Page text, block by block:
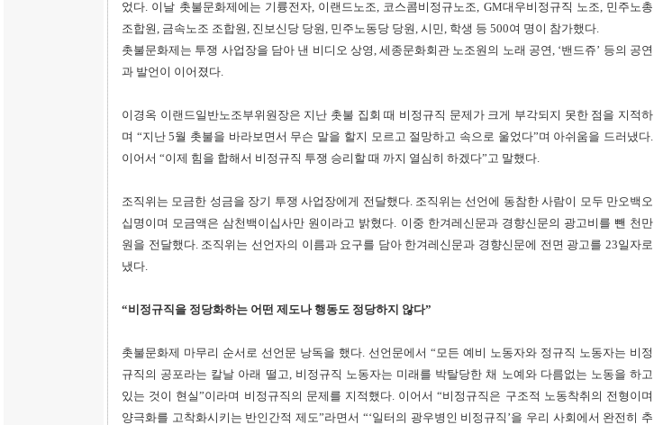
었다. 이날 촛불문화제에는 기륭전자, 이랜드노조, 코스콤비정규노조, GM대우비정규직 노조, 민주노총
조합원, 금속노조 조합원, 진보신당 당원, 민주노동당 당원, 시민, 학생 등 500여 명이 참가했다.
촛불문화제는 투쟁 사업장을 담아 낸 비디오 상영, 세종문화회관 노조원의 노래 공연, ‘밴드쥬’ 등의 공연
과 발언이 이어졌다.
이경옥 이랜드일반노조부위원장은 지난 촛불 집회 때 비정규직 문제가 크게 부각되지 못한 점을 지적하
며 “지난 5월 촛불을 바라보면서 무슨 말을 할지 모르고 절망하고 속으로 울었다”며 아쉬움을 드러냈다.
이어서 “이제 힘을 합해서 비정규직 투쟁 승리할 때 까지 열심히 하겠다”고 말했다.
조직위는 모금한 성금을 장기 투쟁 사업장에게 전달했다. 조직위는 선언에 동참한 사람이 모두 만오백오
십명이며 모금액은 삼천백이십사만 원이라고 밝혔다. 이중 한겨레신문과 경향신문의 광고비를 뺀 천만
원을 전달했다. 조직위는 선언자의 이름과 요구를 담아 한겨레신문과 경향신문에 전면 광고를 23일자로
냈다.
“비정규직을 정당화하는 어떤 제도나 행동도 정당하지 않다”
촛불문화제 마무리 순서로 선언문 낭독을 했다. 선언문에서 “모든 예비 노동자와 정규직 노동자는 비정
규직의 공포라는 칼날 아래 떨고, 비정규직 노동자는 미래를 박탈당한 채 노예와 다름없는 노동을 하고
있는 것이 현실”이라며 비정규직의 문제를 지적했다. 이어서 “비정규직은 구조적 노동착취의 전형이며
양극화를 고착화시키는 반인간적 제도”라면서 “‘일터의 광우병인 비정규직’을 우리 사회에서 완전히 추